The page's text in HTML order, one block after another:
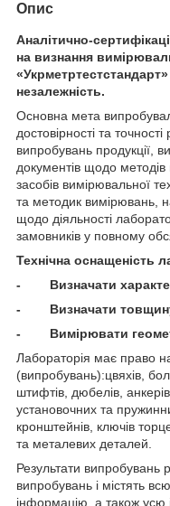
Опис
Аналітично-
на визнання
незалежність.
Основна мета
достовірності та
випробувань продукції,
документів щодо
засобів вимірювальної
та методик вимірювань,
щодо діяльності
замовників у повному
Технічна оснащеність
- Визначати
- Визначати товщину
- Вимірювати
Лабораторія має право
(випробувань):цвяхів,
штифтів, дюбелів,
установочних та
кронштейнів, ключів
та металевих деталей.
Результати випробувань
випробувань і містять
інформацію, а також